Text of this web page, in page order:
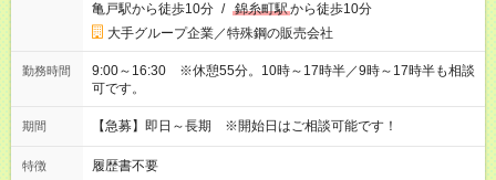
亀戸駅から徒歩10分 / 錦糸町駅から徒歩10分
大手グループ企業／特殊鋼の販売会社
勤務時間
9:00～16:30 ※休憩55分。10時～17時半／9時～17時半も相談
可です。
期間 【急募】即日～長期 ※開始日はご相談可能です！
特徴 履歴書不要